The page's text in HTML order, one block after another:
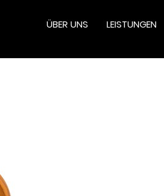
ÜBER UNS LEISTUNGEN